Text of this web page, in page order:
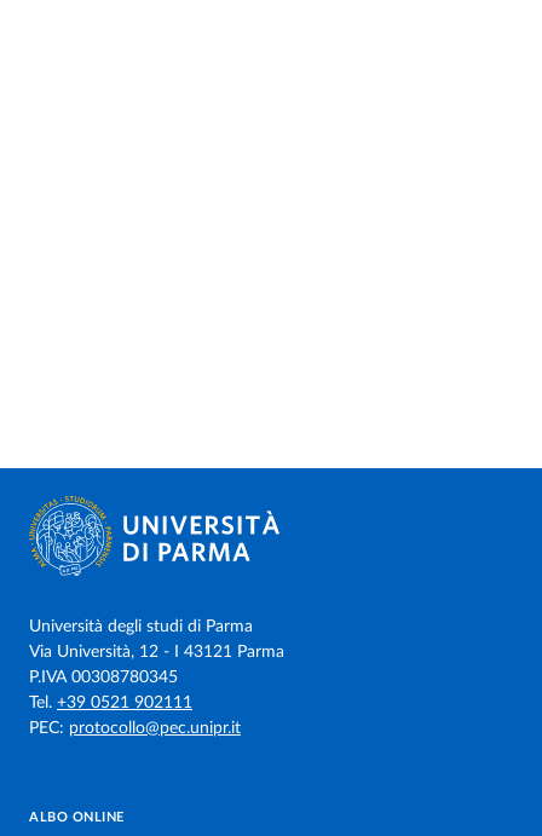
Università degli studi di Parma
Via Università, 12 - I 43121 Parma
P.IVA 00308780345
Tel. +39 0521 902111
PEC: protocollo@pec.unipr.it
ALBO ONLINE